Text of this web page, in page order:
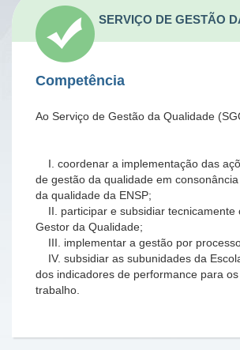
SERVIÇO DE GESTÃO
Competência
Ao Serviço de Gestão da Qualidade
I. coordenar a implementação das
de gestão da qualidade em
da qualidade da ENSP;
II. participar e subsidiar tecnicamente
Gestor da Qualidade;
III. implementar a gestão por
IV. subsidiar as subunidades da
dos indicadores de performance para
trabalho.